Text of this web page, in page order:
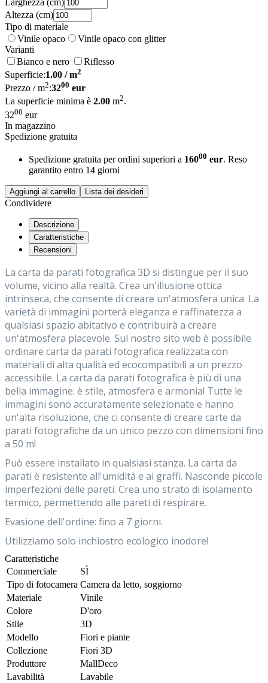
Altezza (cm)
Tipo di materiale
Vinile opaco
Vinile opaco con glitter
Varianti
Bianco e nero
Riflesso
Superficie:1.00 / m2
Prezzo / m2:3200 eur
La superficie minima è 2.00 m2.
3200 eur
In magazzino
Spedizione gratuita
Spedizione gratuita per ordini superiori a 16000 eur. Reso
garantito entro 14 giorni
Aggiungi al carrello Lista dei desideri
Condividere
Descrizione
Caratteristiche
Recensioni
La carta da parati fotografica 3D si distingue per il suo
volume, vicino alla realtà. Crea un'illusione ottica
intrinseca, che consente di creare un'atmosfera unica. La
varietà di immagini porterà eleganza e raffinatezza a
qualsiasi spazio abitativo e contribuirà a creare
un'atmosfera piacevole. Sul nostro sito web è possibile
ordinare carta da parati fotografica realizzata con
materiali di alta qualità ed ecocompatibili a un prezzo
accessibile. La carta da parati fotografica è più di una
bella immagine: è stile, atmosfera e armonia! Tutte le
immagini sono accuratamente selezionate e hanno
un'alta risoluzione, che ci consente di creare carte da
parati fotografiche da un unico pezzo con dimensioni fino
a 50 m!
Può essere installato in qualsiasi stanza. La carta da
parati è resistente all'umidità e ai graffi. Nasconde piccole
imperfezioni delle pareti. Crea uno strato di isolamento
termico, permettendo alle pareti di respirare.
Evasione dell'ordine: fino a 7 giorni.
Utilizziamo solo inchiostro ecologico inodore!
Caratteristiche
Commerciale
SÌ
Tipo di fotocamera Camera da letto, soggiorno
Materiale
Vinile
Colore
D'oro
Stile
3D
Modello
Fiori e piante
Collezione
Fiori 3D
Produttore
MallDeco
Lavabilità
Lavabile